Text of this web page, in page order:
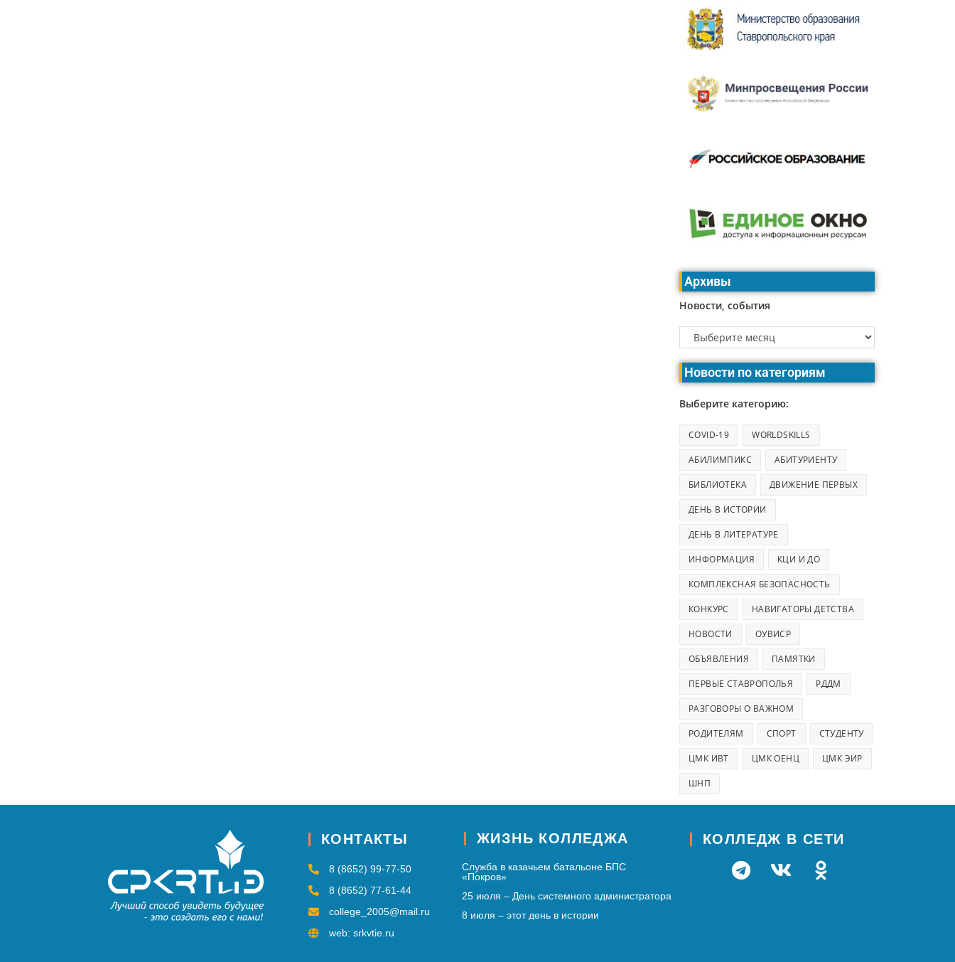
Архивы
Новости, события
Новости по категориям
Выберите категорию:
COVID-19 WORLDSKILLS
АБИЛИМПИКС АБИТУРИЕНТУ
БИБЛИОТЕКА ДВИЖЕНИЕ ПЕРВЫХ
ДЕНЬ В ИСТОРИИ
ДЕНЬ В ЛИТЕРАТУРЕ
ИНФОРМАЦИЯ КЦИ И ДО
КОМПЛЕКСНАЯ БЕЗОПАСНОСТЬ
КОНКУРС НАВИГАТОРЫ ДЕТСТВА
НОВОСТИ ОУВИСР
ОБЪЯВЛЕНИЯ ПАМЯТКИ
ПЕРВЫЕ СТАВРОПОЛЬЯ РДДМ
РАЗГОВОРЫ О ВАЖНОМ
РОДИТЕЛЯМ СПОРТ СТУДЕНТУ
ЦМК ИВТ ЦМК ОЕНЦ ЦМК ЭИР
ШНП
КОНТАКТЫ
8 (8652) 99-77-50
8 (8652) 77-61-44
college_2005@mail.ru
web: srkvtie.ru
ЖИЗНЬ КОЛЛЕДЖА
Служба в казачьем батальоне БПС
«Покров»
25 июля – День системного администратора
8 июля – этот день в истории
КОЛЛЕДЖ В СЕТИ